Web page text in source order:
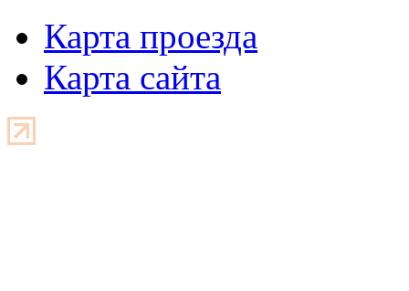
Карта проезда
Карта сайта